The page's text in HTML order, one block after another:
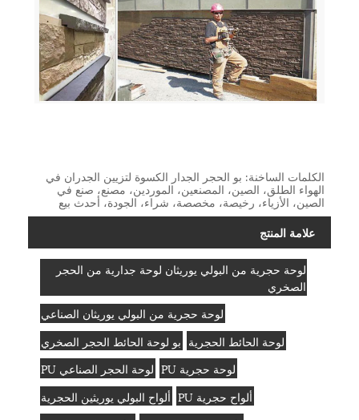
الكلمات الساخنة: بو الحجر الجدار الكسوة لتزيين الجدران في
الهواء الطلق، الصين، المصنعين، الموردين، مصنع، صنع في
الصين، الأزياء، رخيصة، مخصصة، شراء، الجودة، أحدث بيع
علامة المنتج
لوحة حجرية من البولي يوريثان لوحة جدارية من الحجر
الصخري
لوحة حجرية من البولي يوريثان الصناعي
بو لوحة الحائط الحجر الصخري لوحة الحائط الحجرية
لوحة الحجر الصناعي PU
لوحة حجرية PU
ألواح البولي يوريثين الحجرية
ألواح حجرية PU